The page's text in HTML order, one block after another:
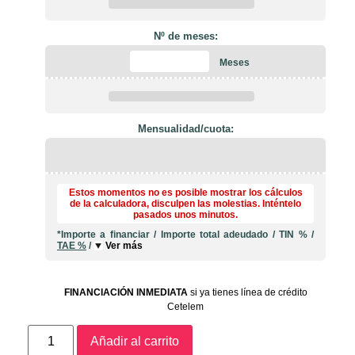
Nº de meses:
Meses
Mensualidad/cuota:
Estos momentos no es posible mostrar los cálculos
de la calculadora, disculpen las molestias. Inténtelo
pasados unos minutos.
*Importe a financiar/ Importe total adeudado /TIN %/
TAE %/ Ver más
FINANCIACIÓN INMEDIATAsi ya tienes línea de crédito
Cetelem
Añadir al carrito